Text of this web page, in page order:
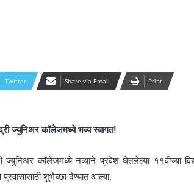
Twitter Share via Email Print
ज्युनिअर कॉलेजमध्ये भव्य स्वागत!
कॉलेजमध्ये नव्याने प्रवेश घेतलेल्या ११वीच्या
शुभेच्छा देण्यात आल्या.